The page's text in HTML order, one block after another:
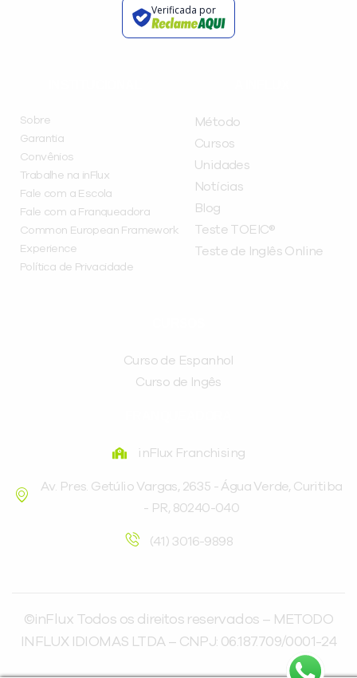
Verificada por
Sobre
Garantia
Convênios
Trabalhe na inFlux
Fale com a Escola
Fale com a Franqueadora
Common European Framework
Experience
Política de Privacidade
Método
Cursos
Unidades
Notícias
Blog
Teste TOEIC®
Teste de Inglês Online
Curso de Espanhol
Curso de Ingês
inFlux Franchising
Av. Pres. Getúlio Vargas, 2635 - Água Verde, Curitiba
- PR, 80240-040
(41) 3016-9898
©inFlux Todos os direitos reservados – METODO
INFLUX IDIOMAS LTDA – CNPJ: 06.187.709/0001-24